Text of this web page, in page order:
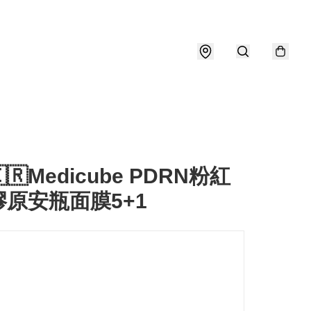
PDRN粉紅
原安瓶面膜5+1